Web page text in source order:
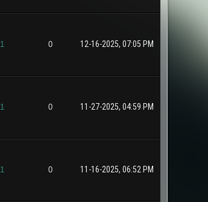
1 0 12-16-2025, 07:05 PM
1 0 11-27-2025, 04:59 PM
1 0 11-16-2025, 06:52 PM